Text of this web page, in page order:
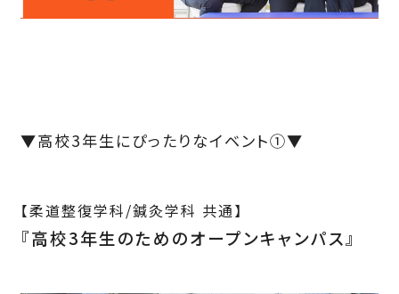
▼高校3年生にぴったりなイベント①▼
【柔道整復学科/鍼灸学科 共通】
『高校3年生のためのオープンキャンパス』